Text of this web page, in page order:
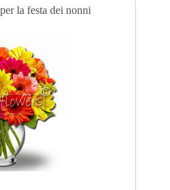
la festa dei nonni